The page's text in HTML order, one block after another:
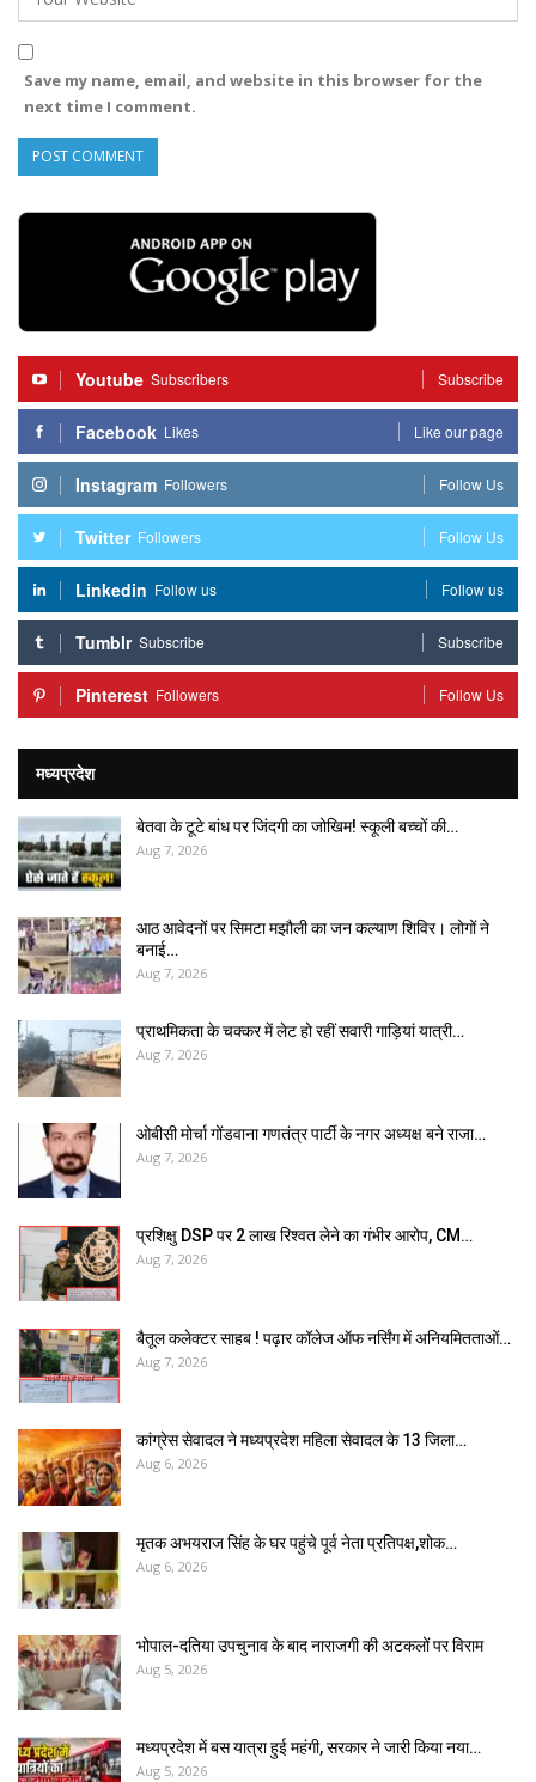
Save my name, email, and website in this browser for the
next time I comment.
Youtube Subscribers Subscribe
Facebook Likes Like our page
Instagram Followers Follow Us
Twitter Followers Follow Us
Linkedin Follow us Follow us
Tumblr Subscribe Subscribe
Pinterest Followers Follow Us
मध्यप्रदेश
बेतवा के टूटे बांध पर जिंदगी का जोखिम! स्कूली बच्चों की…
Aug 7, 2026
आठ आवेदनों पर सिमटा मझौली का जन कल्याण शिविर। लोगों ने
बनाई…
Aug 7, 2026
प्राथमिकता के चक्कर में लेट हो रहीं सवारी गाड़ियां यात्री…
Aug 7, 2026
ओबीसी मोर्चा गोंडवाना गणतंत्र पार्टी के नगर अध्यक्ष बने राजा…
Aug 7, 2026
प्रशिक्षु DSP पर ₹2 लाख रिश्वत लेने का गंभीर आरोप, CM…
Aug 7, 2026
बैतूल कलेक्टर साहब ! पढ़ार कॉलेज ऑफ नर्सिंग में अनियमितताओं…
Aug 7, 2026
कांग्रेस सेवादल ने मध्यप्रदेश महिला सेवादल के 13 जिला…
Aug 6, 2026
मृतक अभयराज सिंह के घर पहुंचे पूर्व नेता प्रतिपक्ष,शोक…
Aug 6, 2026
भोपाल-दतिया उपचुनाव के बाद नाराजगी की अटकलों पर विराम
Aug 5, 2026
मध्यप्रदेश में बस यात्रा हुई महंगी, सरकार ने जारी किया नया…
Aug 5, 2026